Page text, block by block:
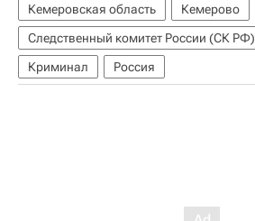
Кемеровская область
Кемерово
Следственный комитет России (СК РФ)
Криминал
Россия